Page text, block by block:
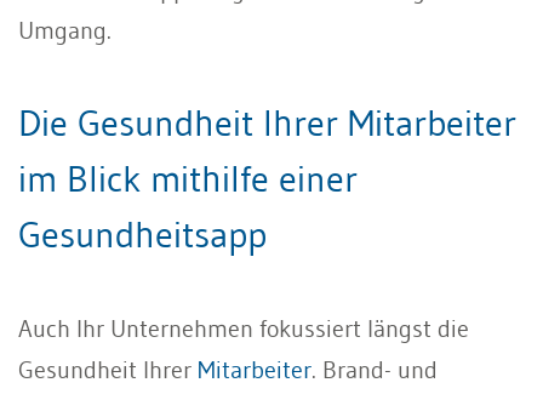
Umgang.
Die Gesundheit Ihrer Mitarbeiter
im Blick mithilfe einer
Gesundheitsapp
Auch Ihr Unternehmen fokussiert längst die
Gesundheit Ihrer Mitarbeiter. Brand- und